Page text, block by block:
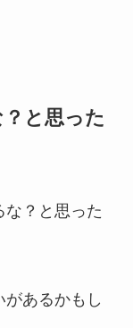
と思った
な？と思った
あるかもし